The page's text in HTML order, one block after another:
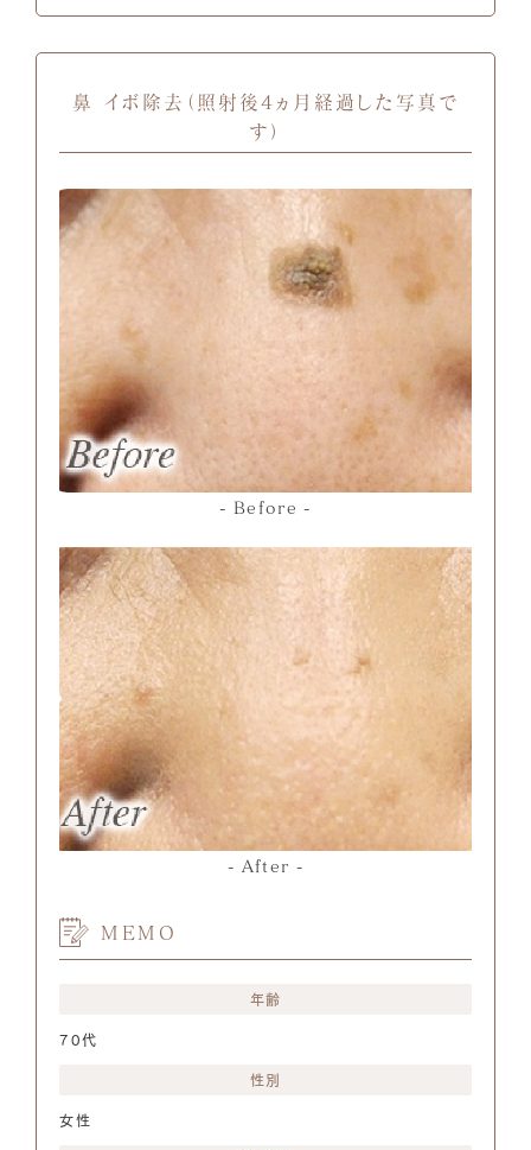
鼻 イボ除去（照射後4ヵ月経過した写真で
す）
Before
After
MEMO
年齢
70代
性別
女性